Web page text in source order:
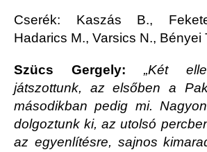
Cserék: Kaszás B.,
Hadarics M., Varsics N., Bényei
Szücs Gergely: „Két
játszottunk, az elsőben a
másodikban pedig mi.
dolgoztunk ki, az utolsó
az egyenlítésre, sajnos